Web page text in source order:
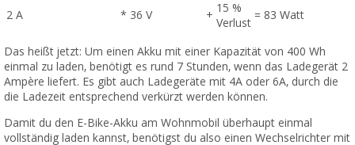
2 A
* 36 V +
15 %
Verlust
= 83 Watt
Das heißt jetzt: Um einen Akku mit einer Kapazität von 400 Wh
einmal zu laden, benötigt es rund 7 Stunden, wenn das Ladegerät 2
Ampère liefert. Es gibt auch Ladegeräte mit 4A oder 6A, durch die
die Ladezeit entsprechend verkürzt werden können.
Damit du den E-Bike-Akku am Wohnmobil überhaupt einmal
vollständig laden kannst, benötigst du also einen Wechselrichter mit